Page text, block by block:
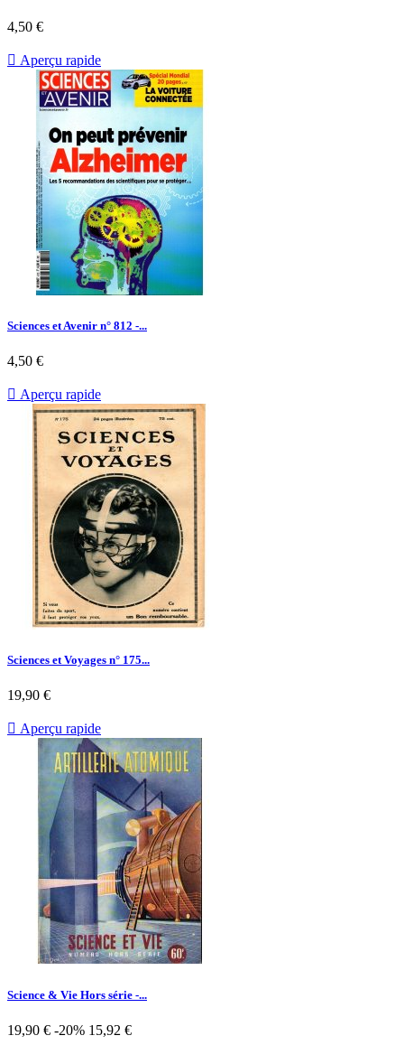
Prix
4,50 €
 Aperçu rapide
Sciences et Avenir n° 812 -...
Prix
4,50 €
 Aperçu rapide
Sciences et Voyages n° 175...
Prix
19,90 €
 Aperçu rapide
Science & Vie Hors série -...
Prix
19,90 € -20% Prix
15,92 €